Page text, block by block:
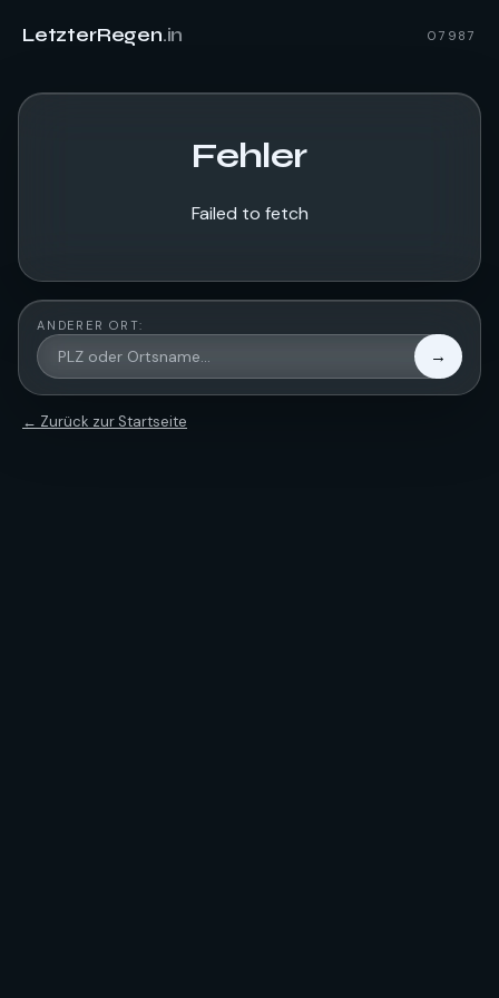
LetzterRegen.in 07987
Fehler
Failed to fetch
ANDERER ORT:
→
← Zurück zur Startseite